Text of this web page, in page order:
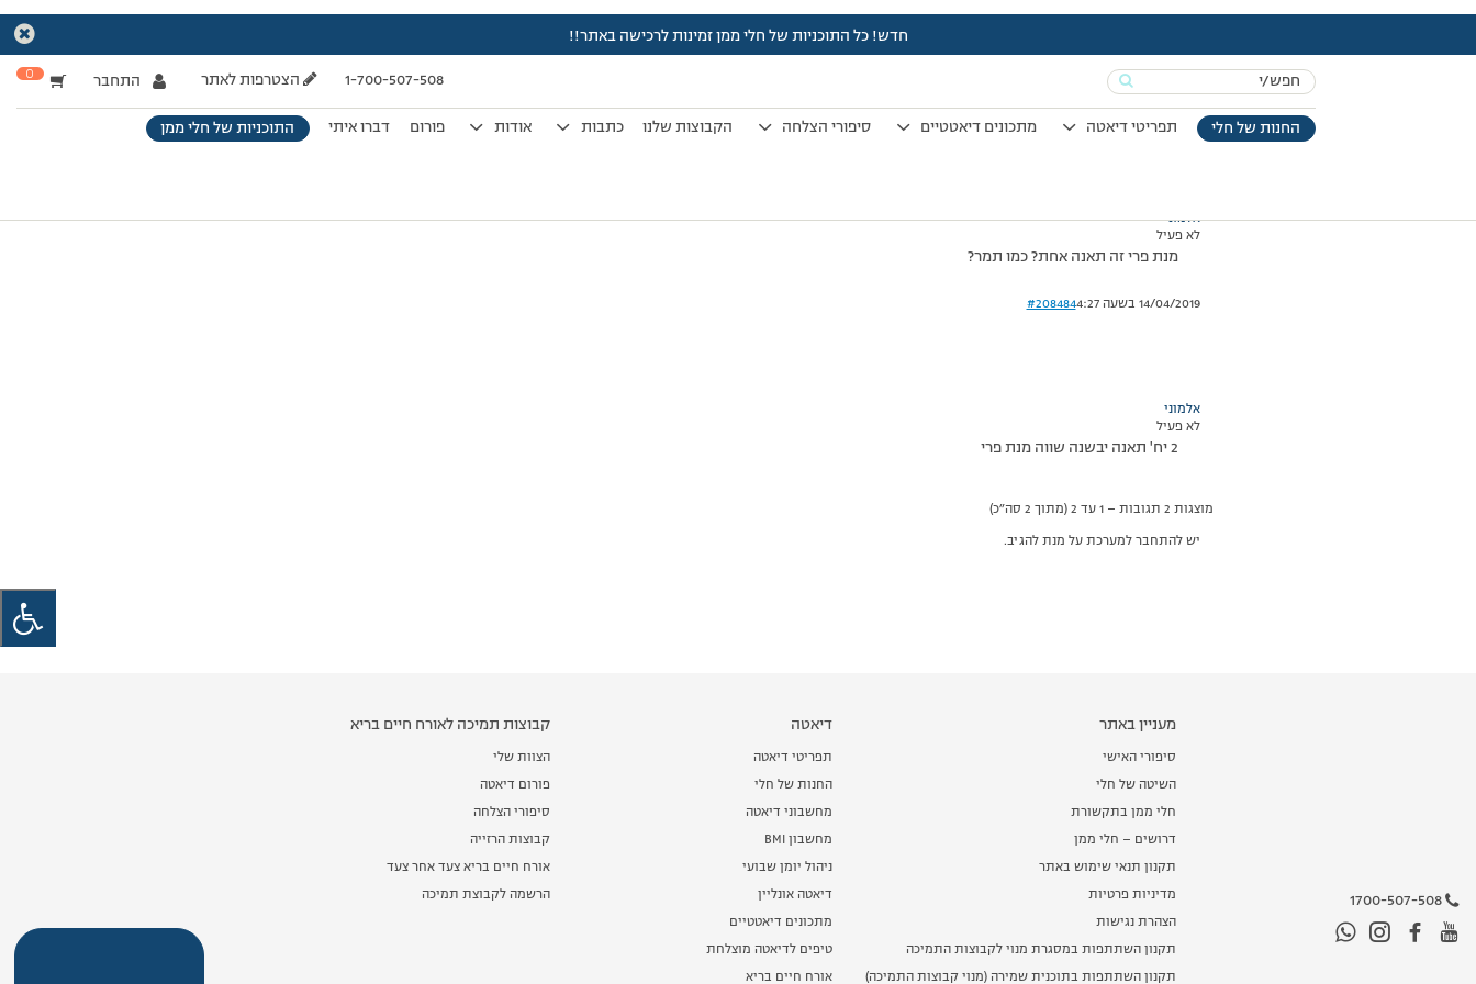
חדש! כל התוכניות של חלי ממן זמינות לרכישה באתר!!
Search
for:
1-700-507-508 הצטרפות לאתר התחבר 0
החנות של חלי תפריטי דיאטה מתכונים דיאטטיים סיפורי הצלחה הקבוצות שלנו כתבות אודות פורום דברו איתי התוכניות של חלי ממן
עמוד הבית>דיונים>פורום>תאנים יבשות
מוצגות 2 תגובות – 1 עד 2 (מתוך 2 סה״כ)
05/09/2012 בשעה 12:39
#208480
אלמוני
לא פעיל
מנת פרי זה תאנה אחת? כמו תמר?
14/04/2019 בשעה 4:27 #208484
אלמוני
לא פעיל
2 יח' תאנה יבשנה שווה מנת פרי
מוצגות 2 תגובות – 1 עד 2 (מתוך 2 סה״כ)
יש להתחבר למערכת על מנת להגיב.
1700-507-508
מעניין באתר
סיפורי האישי
השיטה של חלי
חלי ממן בתקשורת
דרושים – חלי ממן
תקנון תנאי שימוש באתר
מדיניות פרטיות
הצהרת נגישות
תקנון השתתפות במסגרת מנוי לקבוצות התמיכה
תקנון השתתפות בתוכנית שמירה (מנוי קבוצות התמיכה)
דיאטה
תפריטי דיאטה
החנות של חלי
מחשבוני דיאטה
מחשבון BMI
ניהול יומן שבועי
דיאטה אונליין
מתכונים דיאטטיים
טיפים לדיאטה מוצלחת
אורח חיים בריא
קבוצות תמיכה לאורח חיים בריא
הצוות שלי
פורום דיאטה
סיפורי הצלחה
קבוצות הרזייה
אורח חיים בריא צעד אחר צעד
הרשמה לקבוצת תמיכה